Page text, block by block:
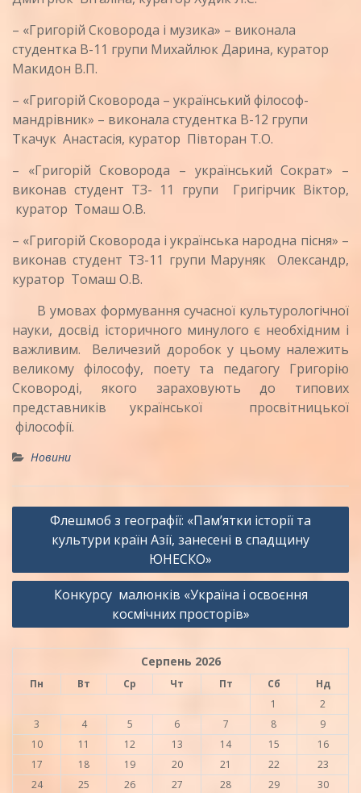
– «Григорій Сковорода і музика» – виконала
студентка В-11 групи Михайлюк Дарина, куратор
Макидон В.П.
– «Григорій Сковорода – український філософ-
мандрівник» – виконала студентка В-12 групи
Ткачук Анастасія, куратор Півторан Т.О.
– «Григорій Сковорода – український Сократ» –
виконав студент ТЗ- 11 групи Григірчик Віктор,
куратор Томаш О.В.
– «Григорій Сковорода і українська народна пісня» –
виконав студент ТЗ-11 групи Маруняк Олександр,
куратор Томаш О.В.
В умовах формування сучасної культурологічної
науки, досвід історичного минулого є необхідним і
важливим. Величезий доробок у цьому належить
великому філософу, поету та педагогу Григорію
Сковороді, якого зараховують до типових
представників української просвітницької
філософії.
Новини
Навігація
записів
Флешмоб з географії: «Пам’ятки історії та
культури країн Азії, занесені в спадщину
ЮНЕСКО»
Конкурсу малюнків «Україна і освоєння
космічних просторів»
Серпень 2026
Пн Вт Ср Чт Пт Сб
Нд
1
2
3
4 5 6 7 8
9
10
11 12 13 14 15
16
17
18 19 20 21 22
23
24
25 26 27 28 29
30